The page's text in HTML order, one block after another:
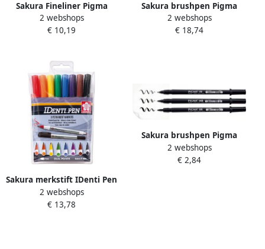
Sakura Fineliner Pigma
Micron ass + brushpen
zwart
2 webshops
€ 10,19
Sakura brushpen Pigma
Brush etui van 6 stuks in
geassorteerde kleuren
2 webshops
€ 18,74
Sakura merkstift IDenti Pen
etui van 8 stuks in
geassorteerde kleuren
2 webshops
€ 13,78
Sakura brushpen Pigma
Brush zwart fijn
2 webshops
€ 2,84